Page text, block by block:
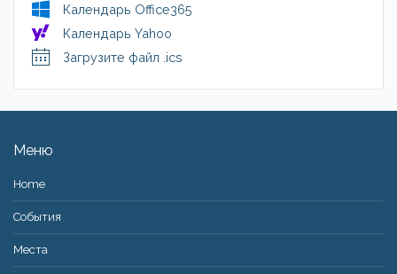
Календарь Office365
Календарь Yahoo
Загрузите файл .ics
Меню
Home
События
Места